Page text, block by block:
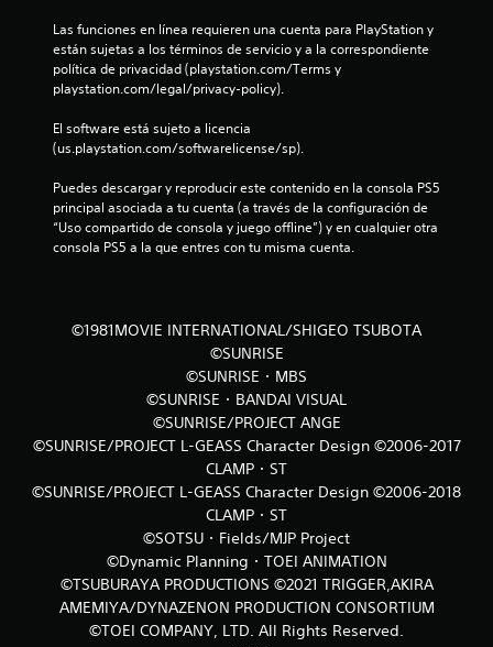
l
3
c
i
f
c
a
Las funciones en línea requieren una cuenta para PlayStation y
están sujetas a los términos de servicio y a la correspondiente
política de privacidad (playstation.com/Terms y
playstation.com/legal/privacy-policy).
El software está sujeto a licencia
(us.playstation.com/softwarelicense/sp).
Puedes descargar y reproducir este contenido en la consola PS5
principal asociada a tu cuenta (a través de la configuración de
“Uso compartido de consola y juego offline”) y en cualquier otra
consola PS5 a la que entres con tu misma cuenta.
©1981MOVIE INTERNATIONAL/SHIGEO TSUBOTA
©SUNRISE
©SUNRISE・MBS
©SUNRISE・BANDAI VISUAL
©SUNRISE/PROJECT ANGE
©SUNRISE/PROJECT L-GEASS Character Design ©2006-2017
CLAMP・ST
©SUNRISE/PROJECT L-GEASS Character Design ©2006-2018
CLAMP・ST
©SOTSU・Fields/MJP Project
©Dynamic Planning・TOEI ANIMATION
©TSUBURAYA PRODUCTIONS ©2021 TRIGGER,AKIRA
AMEMIYA/DYNAZENON PRODUCTION CONSORTIUM
©TOEI COMPANY, LTD. All Rights Reserved.